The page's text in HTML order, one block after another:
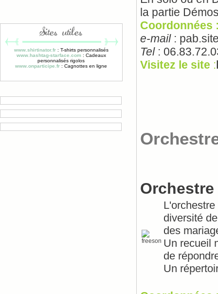
Sites utiles
www.shirtinator.fr : T-shirts personnalisés
www.hashtag-starface.com : Cadeaux
personnalisés rigolos
www.onparticipe.fr : Cagnottes en ligne
la partie
Coordonnées
e-mail :
Tel :
Visitez le site :
L'orchestre
diversité
des
Un recueil
de
Un